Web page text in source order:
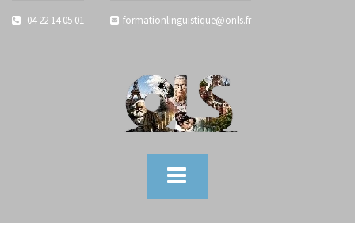
04 22 14 05 01 formationlinguistique@onls.fr